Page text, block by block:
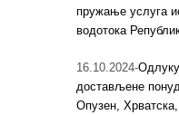
пружање услуга
водотока
16.10.2024-
достављене
Опузен,